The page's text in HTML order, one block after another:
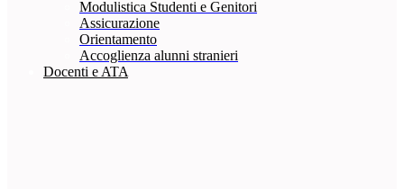
Modulistica Studenti e Genitori
Assicurazione
Orientamento
Accoglienza alunni stranieri
Docenti e ATA